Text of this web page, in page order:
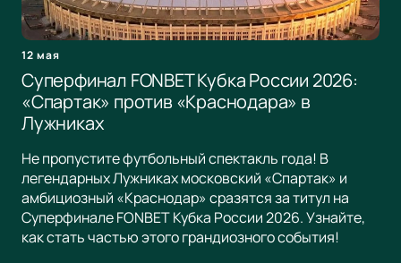
12 мая
Суперфинал FONBET Кубка России 2026:
«Спартак» против «Краснодара» в
Лужниках
Не пропустите футбольный спектакль года! В
легендарных Лужниках московский «Спартак» и
амбициозный «Краснодар» сразятся за титул на
Суперфинале FONBET Кубка России 2026. Узнайте,
как стать частью этого грандиозного события!